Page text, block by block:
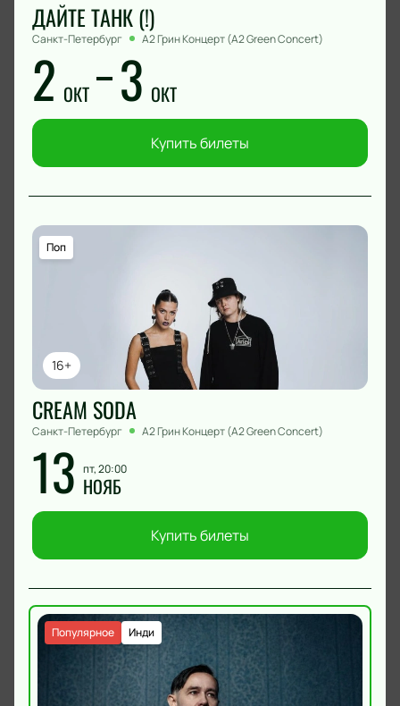
ДАЙТЕ ТАНК (!)
Санкт-Петербург А2 Грин Концерт (A2 Green Concert)
2 ОКТ 3 ОКТ
Купить билеты
16+
Поп
CREAM SODA
Санкт-Петербург А2 Грин Концерт (A2 Green Concert)
13 пт, 20:00
НОЯБ
Купить билеты
Инди
Популярное